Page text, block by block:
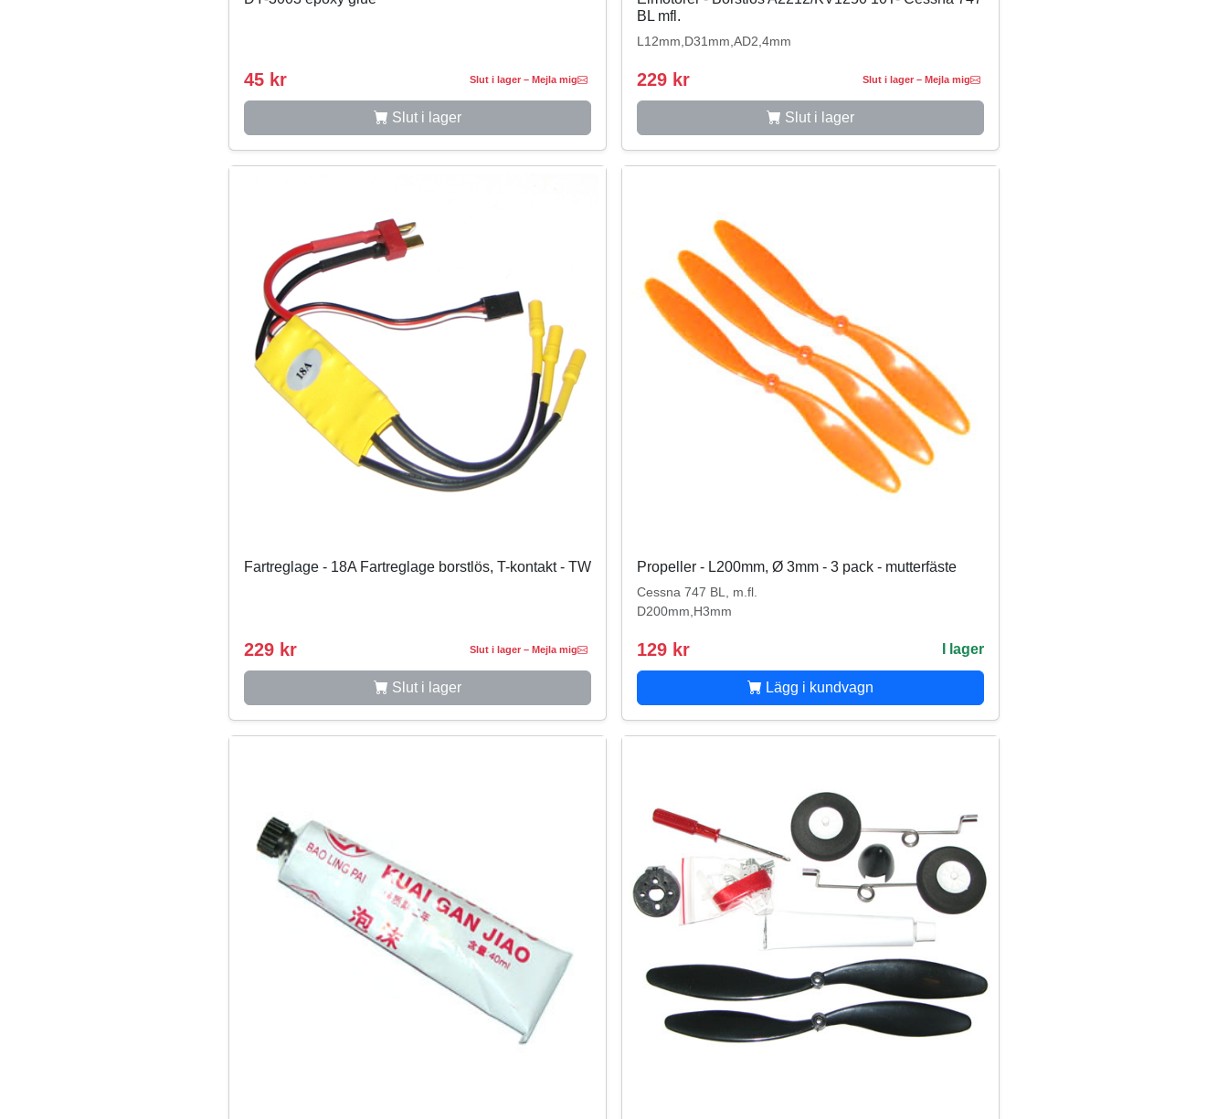
45 kr Slut i lager – Mejla mig
Slut i lager
BL mfl.
L12mm,D31mm,AD2,4mm
229 kr Slut i lager – Mejla mig
Slut i lager
Fartreglage - 18A Fartreglage borstlös, T-kontakt - TW
229 kr Slut i lager – Mejla mig
Slut i lager
Propeller - L200mm, Ø 3mm - 3 pack - mutterfäste
Cessna 747 BL, m.fl.
D200mm,H3mm
129 kr I lager
Lägg i kundvagn